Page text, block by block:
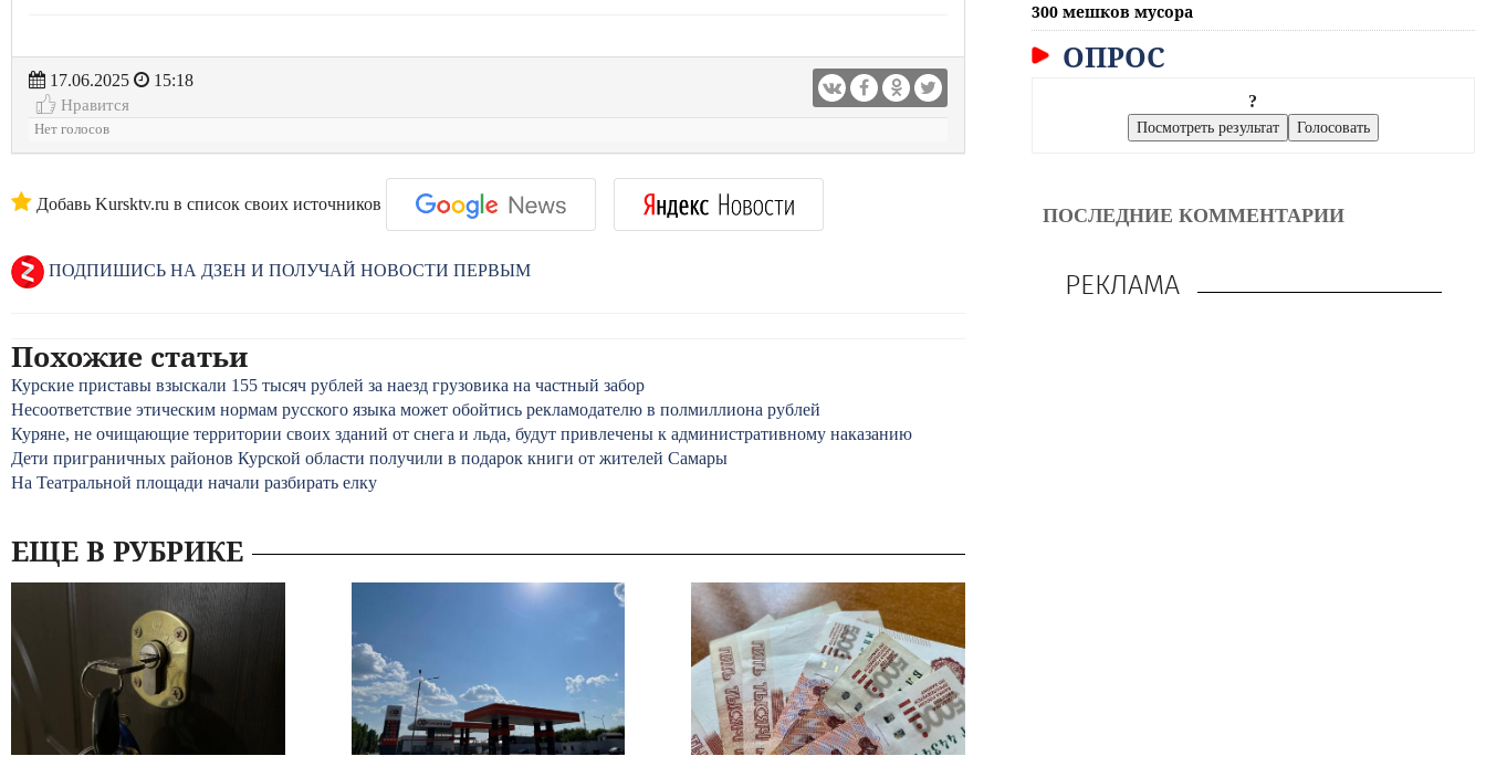
17.06.2025
15:18
Нравится
Нет голосов
Добавь Kursktv.ru в список своих источников
ПОДПИШИСЬ НА ДЗЕН И ПОЛУЧАЙ НОВОСТИ ПЕРВЫМ
Похожие статьи
Курские приставы взыскали 155 тысяч рублей за наезд грузовика на частный забор
Несоответствие этическим нормам русского языка может обойтись рекламодателю в полмиллиона рублей
Куряне, не очищающие территории своих зданий от снега и льда, будут привлечены к административному наказанию
Дети приграничных районов Курской области получили в подарок книги от жителей Самары
На Театральной площади начали разбирать елку
ЕЩЕ В РУБРИКЕ
300 мешков мусора
ОПРОС
?
ПОСЛЕДНИЕ КОММЕНТАРИИ
РЕКЛАМА